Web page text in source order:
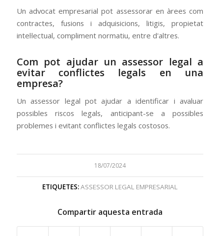
Un advocat empresarial pot assessorar en àrees com
contractes, fusions i adquisicions, litigis, propietat
intel·lectual, compliment normatiu, entre d'altres.
Com pot ajudar un assessor legal a
evitar conflictes legals en una
empresa?
Un assessor legal pot ajudar a identificar i avaluar
possibles riscos legals, anticipant-se a possibles
problemes i evitant conflictes legals costosos.
18/07/2024
ETIQUETES:ASSESSOR LEGAL EMPRESARIAL
Compartir aquesta entrada